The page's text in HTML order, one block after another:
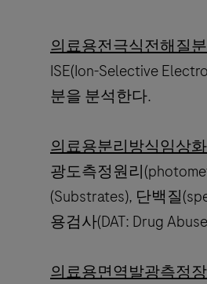
의료용전극식전해질
ISE(Ion-Selective
분을 분석한다.
의료용분리방식임상
광도측정원리
(Substrates), 단백질
용검사(DAT: Drug
의료용면역발광측정